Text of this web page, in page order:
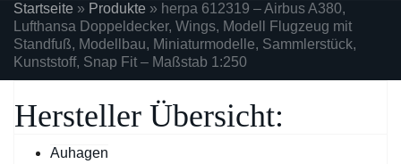
Startseite » Produkte » herpa 612319 – Airbus A380,
Lufthansa Doppeldecker, Wings, Modell Flugzeug mit
Standfuß, Modellbau, Miniaturmodelle, Sammlerstück,
Kunststoff, Snap Fit – Maßstab 1:250
Hersteller Übersicht:
Auhagen